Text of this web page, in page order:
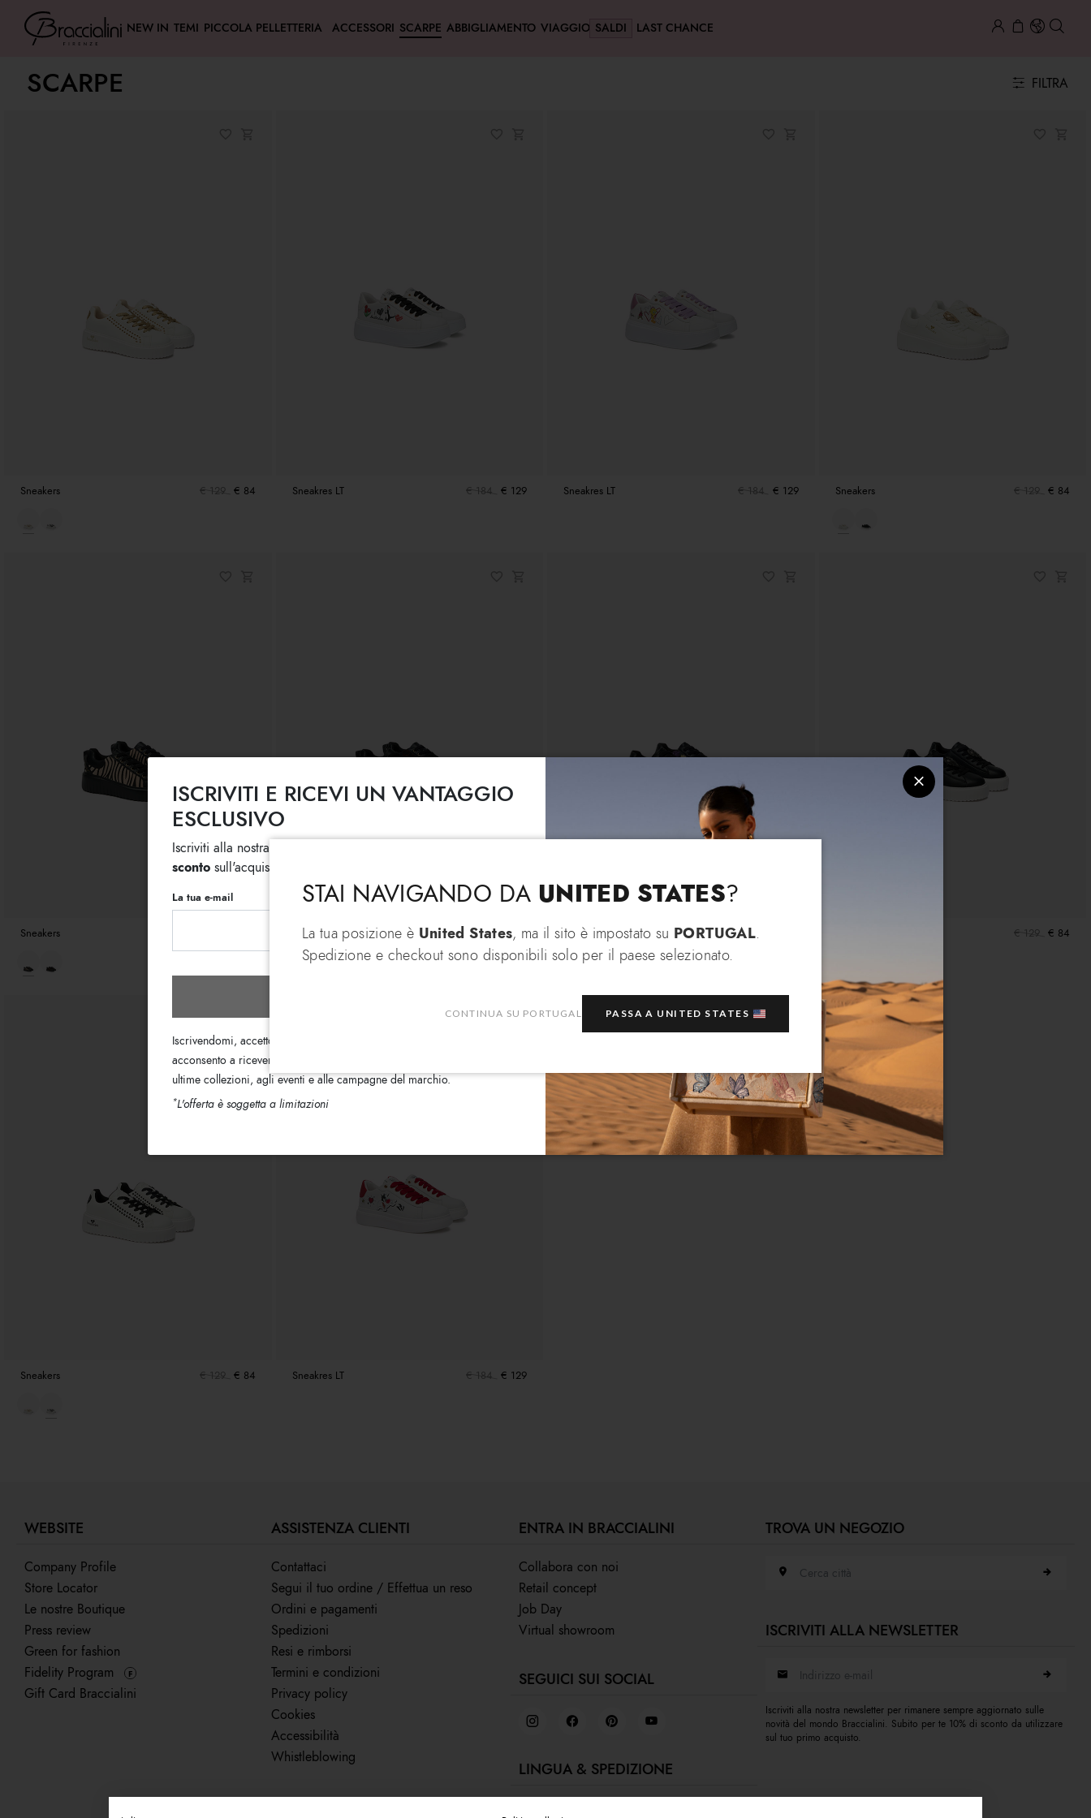
NEW IN TEMI PICCOLA PELLETTERIA ACCESSORI SCARPE ABBIGLIAMENTO VIAGGIO SALDI LAST CHANCE
SCARPE FILTRA
Sneakers € 129 € 84 Sneakres LT € 184 € 129 Sneakres LT € 184 € 129 Sneakers € 129 € 84
Sneakers Sneakers € 139 € 94 Sneakers € 149 € 129 € 84
Sneakers € 129 € 84 Sneakres LT € 184 € 129
WEBSITE
Company Profile
Store Locator
Le nostre Boutique
Press review
Green for fashion
Fidelity Program
F
Gift Card Braccialini
ASSISTENZA CLIENTI
Contattaci
Segui il tuo ordine / Effettua un reso
Ordini e pagamenti
Spedizioni
Resi e rimborsi
Termini e condizioni
Privacy policy
Cookies
Accessibilità
Whistleblowing
ENTRA IN BRACCIALINI
Collabora con noi
Retail concept
Job Day
Virtual showroom
SEGUICI SUI SOCIAL
LINGUA & SPEDIZIONE
TROVA UN NEGOZIO
Cerca città
ISCRIVITI ALLA NEWSLETTER
Indirizzo e-mail
Iscriviti alla nostra newsletter per rimanere sempre aggiornato sulle
novità del mondo Braccialini. Subito per te 10% di sconto da utilizzare
sul tuo primo acquisto.
Seleziona la lingua ed il paese di spedizione
Cambia lingua
Seleziona boutique Portugal
ISCRIVITI E RICEVI UN VANTAGGIO
ESCLUSIVO
Iscriviti alla nostra newsletter, subito per te un
sconto sull'acquisto di più articoli in saldo selezionati!
La tua e-mail
Iscrivendomi, accetto i termini
acconsento a ricevere le email di informazioni Braccialini relative alle
ultime collezioni, agli eventi e alle campagne del marchio.
*L'offerta è soggetta a limitazioni
STAI NAVIGANDO DA UNITED STATES?
La tua posizione è United States, ma il sito è impostato su PORTUGAL.
Spedizione e checkout sono disponibili solo per il paese selezionato.
CONTINUA SU PORTUGAL PASSA A UNITED STATES